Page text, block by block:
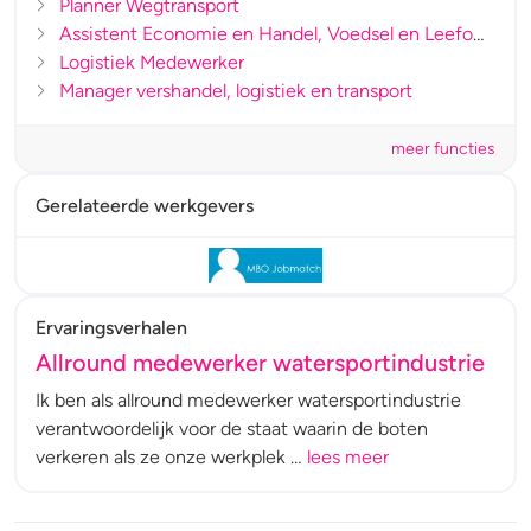
Planner Wegtransport
Assistent Economie en Handel, Voedsel en Leefomgeving, Techniek, Zorg en Welzijn
Logistiek Medewerker
Manager vershandel, logistiek en transport
meer functies
Gerelateerde werkgevers
Ervaringsverhalen
Allround medewerker watersportindustrie
Ik ben als allround medewerker watersportindustrie
verantwoordelijk voor de staat waarin de boten
verkeren als ze onze werkplek … lees meer